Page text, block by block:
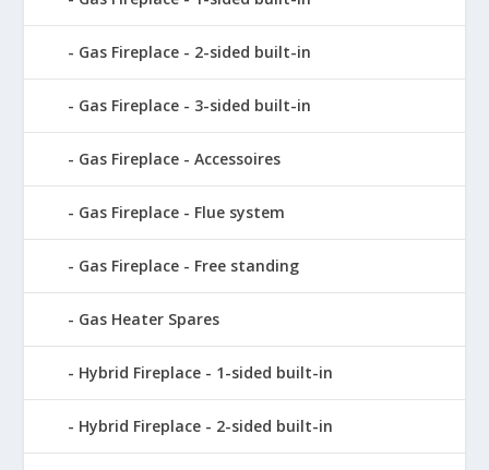
Gas Fireplace - 2-sided built-in
Gas Fireplace - 3-sided built-in
Gas Fireplace - Accessoires
Gas Fireplace - Flue system
Gas Fireplace - Free standing
Gas Heater Spares
Hybrid Fireplace - 1-sided built-in
Hybrid Fireplace - 2-sided built-in